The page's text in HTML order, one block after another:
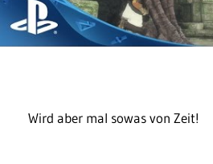
Wird aber mal sowas von Zeit!